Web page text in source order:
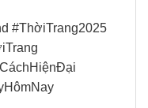
#ThờiTrang2025